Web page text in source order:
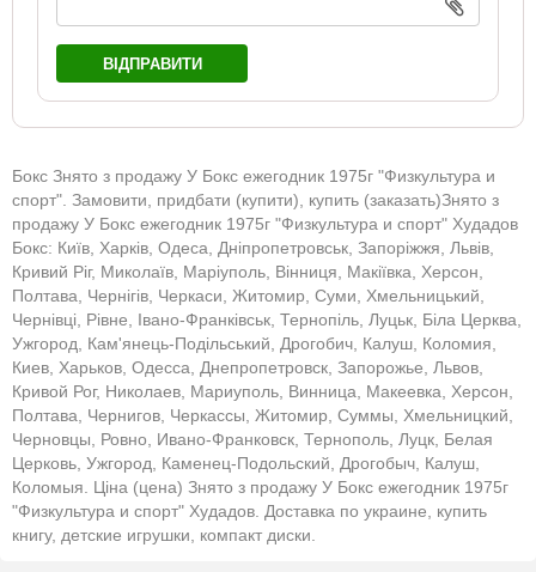
ВІДПРАВИТИ
Бокс Знято з продажу У Бокс ежегодник 1975г "Физкультура и
спорт". Замовити, придбати (купити), купить (заказать)Знято з
продажу У Бокс ежегодник 1975г "Физкультура и спорт" Худадов
Бокс: Київ, Харків, Одеса, Дніпропетровськ, Запоріжжя, Львів,
Кривий Ріг, Миколаїв, Маріуполь, Вінниця, Макіївка, Херсон,
Полтава, Чернігів, Черкаси, Житомир, Суми, Хмельницький,
Чернівці, Рівне, Івано-Франківськ, Тернопіль, Луцьк, Біла Церква,
Ужгород, Кам'янець-Подільський, Дрогобич, Калуш, Коломия,
Киев, Харьков, Одесса, Днепропетровск, Запорожье, Львов,
Кривой Рог, Николаев, Мариуполь, Винница, Макеевка, Херсон,
Полтава, Чернигов, Черкассы, Житомир, Суммы, Хмельницкий,
Черновцы, Ровно, Ивано-Франковск, Тернополь, Луцк, Белая
Церковь, Ужгород, Каменец-Подольский, Дрогобыч, Калуш,
Коломыя. Ціна (цена) Знято з продажу У Бокс ежегодник 1975г
"Физкультура и спорт" Худадов. Доставка по украине, купить
книгу, детские игрушки, компакт диски.